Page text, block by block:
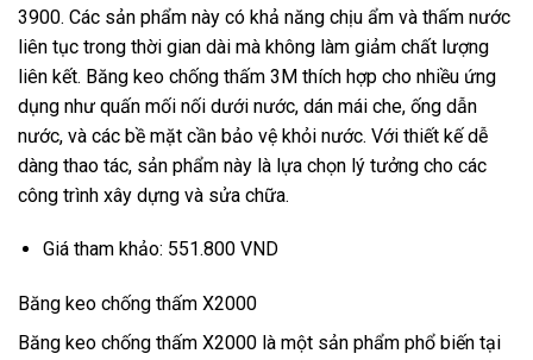
3900. Các sản phẩm này có khả năng chịu ẩm và thấm nước
liên tục trong thời gian dài mà không làm giảm chất lượng
liên kết. Băng keo chống thấm 3M thích hợp cho nhiều ứng
dụng như quấn mối nối dưới nước, dán mái che, ống dẫn
nước, và các bề mặt cần bảo vệ khỏi nước. Với thiết kế dễ
dàng thao tác, sản phẩm này là lựa chọn lý tưởng cho các
công trình xây dựng và sửa chữa.
Giá tham khảo: 551.800 VND
Băng keo chống thấm X2000
Băng keo chống thấm X2000 là một sản phẩm phổ biến tại